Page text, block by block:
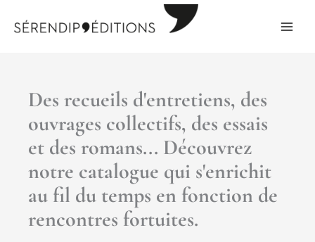
Des recueils d'entretiens, des
ouvrages collectifs, des essais
et des romans... Découvrez
notre catalogue qui s'enrichit
au fil du temps en fonction de
rencontres fortuites.